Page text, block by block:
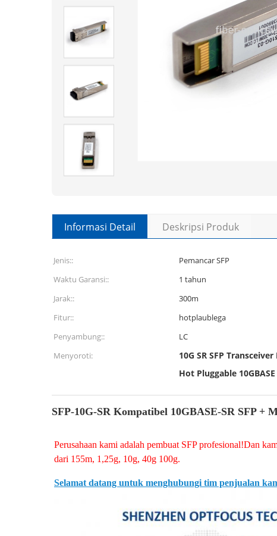
Informasi Detail Deskripsi Produk
Jenis:: Pemancar SFP
Waktu Garansi::
1 tahun
Jarak::
300m
Fitur::
hotplaublega
Penyambung::
LC
Menyoroti:
10G SR SFP
Hot Pluggable
SFP-10G-SR Kompatibel 10GBASE-SR SFP +
Perusahaan kami adalah pembuat SFP profesional!Dan
dari 155m, 1,25g, 10g, 40g 100g.
Selamat datang untuk menghubungi tim penjualan